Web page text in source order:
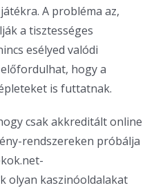
A probléma az,
a tisztességes
esélyed valódi
hogy a
is futtatnak.
csak akkreditált online
rendszereken próbálja
olyan kaszinóoldalakat